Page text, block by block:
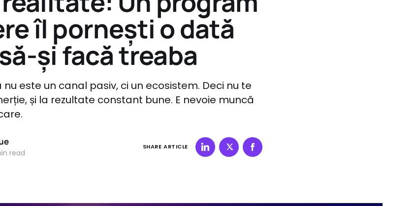
îl pornești o dată
și facă treaba
nu este un canal pasiv, ci un ecosistem. Deci nu te
și la rezultate constant bune. E nevoie muncă
read
SHARE ARTICLE